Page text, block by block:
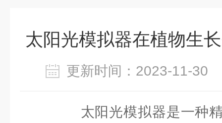
太阳光模拟器在植物生
更新时间：2023-11-
太阳光模拟器是一种精